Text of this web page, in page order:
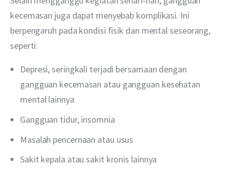
kecemasan juga dapat menyebab komplikasi. Ini
berpengaruh pada kondisi fisik dan mental seseorang,
seperti:
Depresi, seringkali terjadi bersamaan dengan
gangguan kecemasan atau gangguan kesehatan
mental lainnya
Gangguan tidur, insomnia
Masalah pencernaan atau usus
Sakit kepala atau sakit kronis lainnya